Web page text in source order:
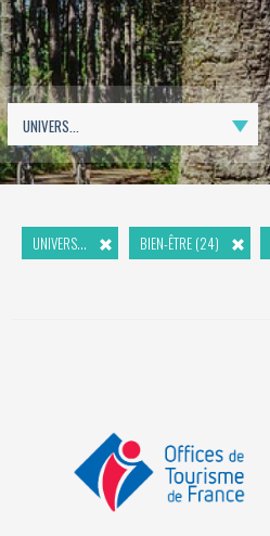
UNIVERS... BIEN-ÊTRE (24)